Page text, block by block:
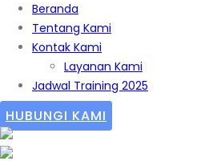
Beranda
Tentang Kami
Kontak Kami
Layanan Kami
Jadwal Training 2025
HUBUNGI KAMI